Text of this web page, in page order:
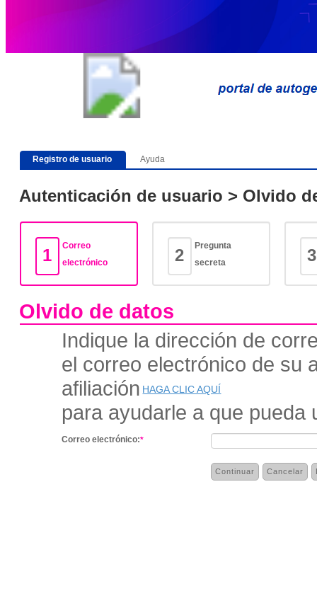
Registro de usuario Ayuda
Autenticación de usuario > Olvido
1
Correo
electrónico
2
Pregunta
secreta
3
Olvido de datos
Indique la dirección de
el correo electrónico de su
afiliación HAGA CLIC AQUÍ
para ayudarle a que
Correo electrónico:*